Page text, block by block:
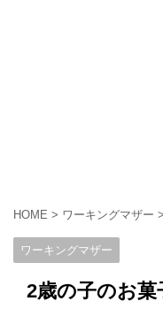
HOME > ワーキングマザー >
ワーキングマザー
2歳の子のお